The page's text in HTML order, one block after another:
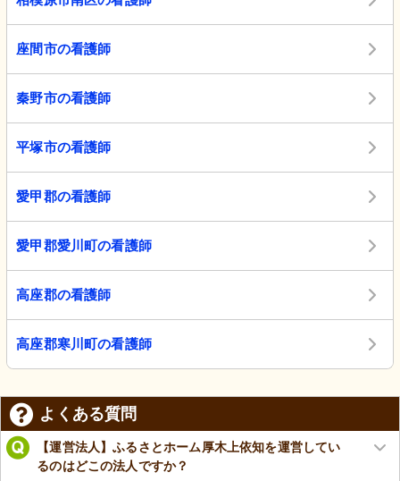
座間市の看護師
秦野市の看護師
平塚市の看護師
愛甲郡の看護師
愛甲郡愛川町の看護師
高座郡の看護師
高座郡寒川町の看護師
よくある質問
【運営法人】ふるさとホーム厚木上依知を運営してい
るのはどこの法人ですか？